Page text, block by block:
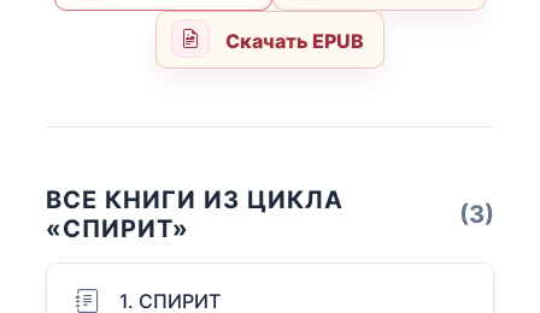
Скачать EPUB
ВСЕ КНИГИ ИЗ ЦИКЛА
«СПИРИТ»
(3)
1. СПИРИТ